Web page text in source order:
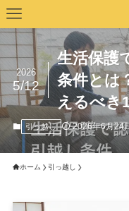
生活保護
条件とは
えるべき
2026
5/12
引っ越し 2026年6月24
ホーム 引っ越し